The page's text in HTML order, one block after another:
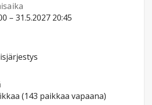
– 31.5.2027 20:45
(143 paikkaa vapaana)